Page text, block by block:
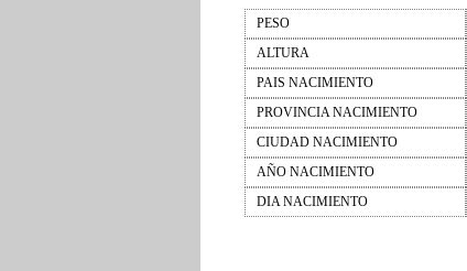
PESO
ALTURA
PAIS NACIMIENTO
PROVINCIA NACIMIENTO
CIUDAD NACIMIENTO
AÑO NACIMIENTO
DIA NACIMIENTO